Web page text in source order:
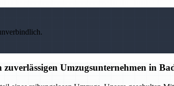
Umzugsunternehmen in